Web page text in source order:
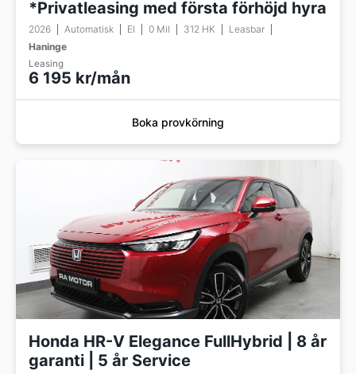
*Privatleasing med första förhöjd hyra
2026 Automatisk El 0 Mil 312 HK
Leasbar
Haninge
Leasing
6 195 kr/mån
Boka provkörning
Honda HR-V Elegance FullHybrid | 8 år
garanti | 5 år Service